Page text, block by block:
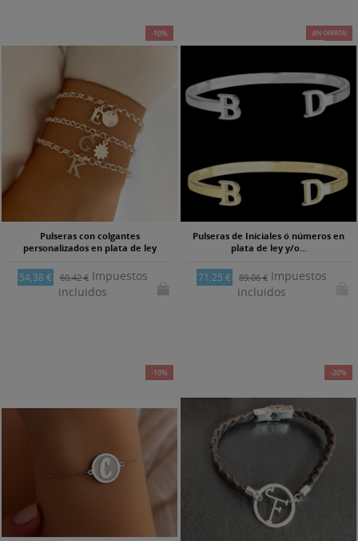
-10%
Pulseras con colgantes
personalizados en plata de ley
54,38 € 60,42 €Impuestos
incluidos
-20%
¡EN OFERTA!
Pulseras de Iniciales ó números en
plata de ley y/o...
71,25 € 89,06 €Impuestos
incluidos
-10% -20%